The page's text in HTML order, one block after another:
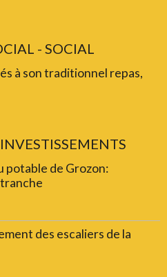
- SOCIAL
à son traditionnel repas,
potable de Grozon:
des escaliers de la